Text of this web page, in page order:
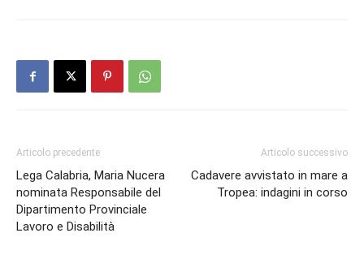
Articolo precedente
Lega Calabria, Maria Nucera
nominata Responsabile del
Dipartimento Provinciale
Lavoro e Disabilità
Articolo successivo
Cadavere avvistato in mare a
Tropea: indagini in corso